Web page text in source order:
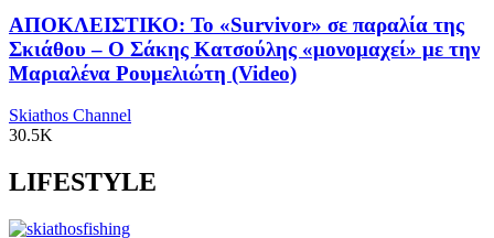
ΑΠΟΚΛΕΙΣΤΙΚΟ: Το «Survivor» σε παραλία της
Σκιάθου – Ο Σάκης Κατσούλης «μονομαχεί» με την
Μαριαλένα Ρουμελιώτη (Video)
Skiathos Channel
30.5K
LIFESTYLE